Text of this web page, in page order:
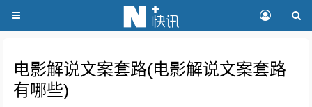
电影解说文案套路(电影解说文案套路
有哪些)